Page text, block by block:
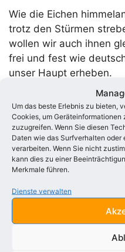
Um das beste Erlebnis zu bieten,
Cookies, um
zuzugreifen. Wenn Sie diesen
Daten wie das Surfverhalten oder
verarbeiten. Wenn Sie nicht
kann dies zu einer
Merkmale führen.
Dienste verwalten
Wie die Eichen
trotz den Stürmen
wollen wir auch ihnen
frei und fest wie
unser Haupt erheben.
Darum sei der
unser BUNDESZEICHEN
daß in Thaten und
wir nicht schwanken
niemals muthlos
Text: am 2.Oktober 1842
Im März 1850 , nach
Revolution , schreibt